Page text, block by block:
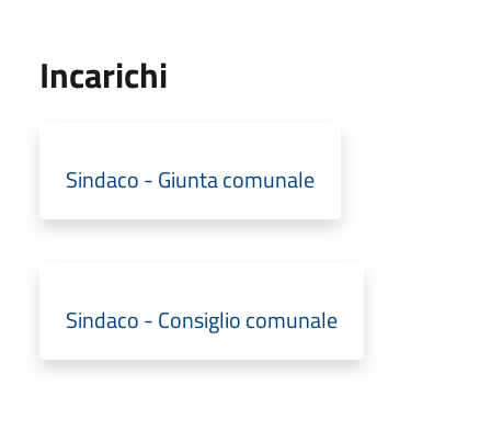
Incarichi
Sindaco - Giunta comunale
Sindaco - Consiglio comunale